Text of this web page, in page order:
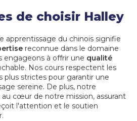
de choisir Halley
apprentissage du chinois signifie
reconnue dans le domaine
engageons à offrir une qualité
Nos cours respectent les
plus strictes pour garantir une
sereine. De plus, notre
cœur de notre mission, assurant
l'attention et le soutien